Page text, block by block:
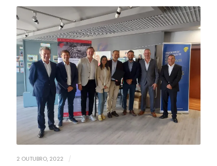
2 OUTUBRO, 2022 /